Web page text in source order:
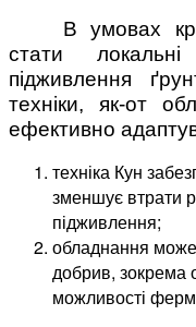
В умовах
стати
підживлення
техніки, як-от
ефективно
техніка Кун
зменшує втрати
підживлення;
обладнання
добрив, зокрема
можливості